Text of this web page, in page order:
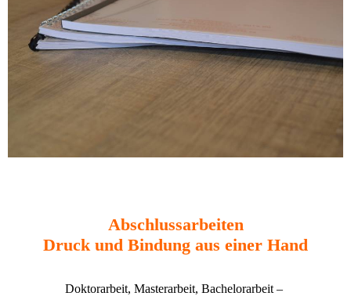
Abschlussarbeiten
Druck und Bindung aus einer Hand
Doktorarbeit, Masterarbeit, Bachelorarbeit –